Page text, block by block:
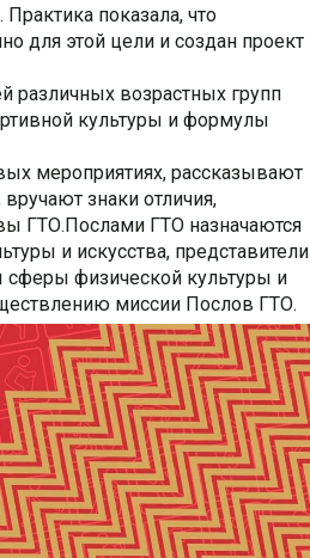
показала, что
для этой цели и создан проект
различных возрастных групп
культуры и формулы
мероприятиях, рассказывают
знаки отличия,
ГТО.Послами ГТО назначаются
и искусства, представители
сферы физической культуры и
миссии Послов ГТО.